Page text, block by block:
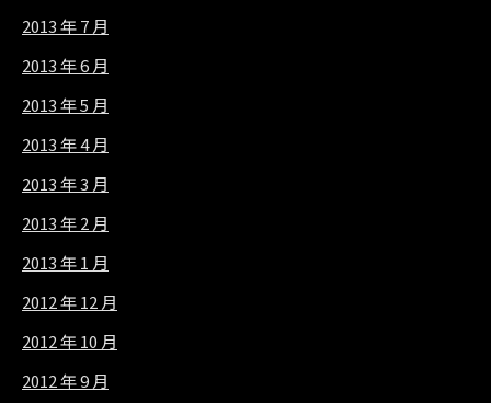
2013 年 7 月
2013 年 6 月
2013 年 5 月
2013 年 4 月
2013 年 3 月
2013 年 2 月
2013 年 1 月
2012 年 12 月
2012 年 10 月
2012 年 9 月